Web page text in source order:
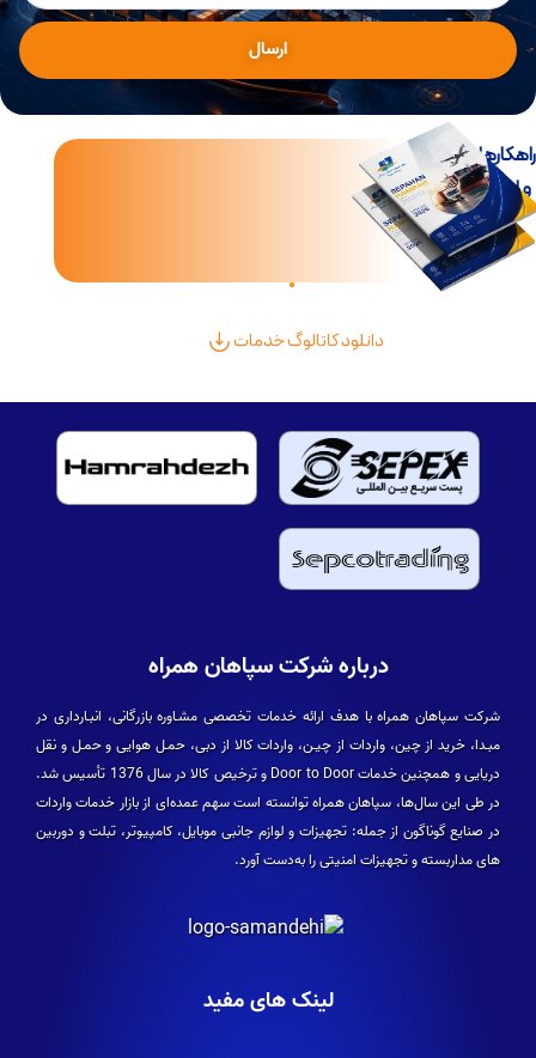
ارسال
جامع تجارت
و لجستیک بین‌الملل
دانلود کاتالوگ خدمات
درباره شرکت سپاهان همراه
شرکت سپاهان همراه با هدف ارائه خدمات تخصصی مشـاوره بازرگانی، انبـارداری در
مبـدا، خرید از چین، واردات از چیـن، واردات کالا از دبی، حمـل هوایی و حمـل و نقل
دریایی و همچنین خدمات Door to Door و ترخیص کالا در سال 1376 تأسیس شد.
در طی این سال­‌ها، سپاهان همراه توانسته است سهم عمده­‌ای از بازار خدمات واردات
در صنایع گوناگون از جمله: تجهیزات و لوازم جانبی موبایل، کامپیوتر، تبلت و دوربین­‌
های مداربسته و تجهیزات امنیتی را به‌دست آورد.
لینک های مفید